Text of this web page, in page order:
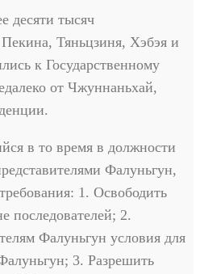
десяти тысяч
Тяньцзиня, Хэбэя и
к Государственному
от Чжуннаньхай,
в то время в должности
Фалуньгун,
1. Освободить
последователей; 2.
Фалуньгун условия для
3. Разрешить